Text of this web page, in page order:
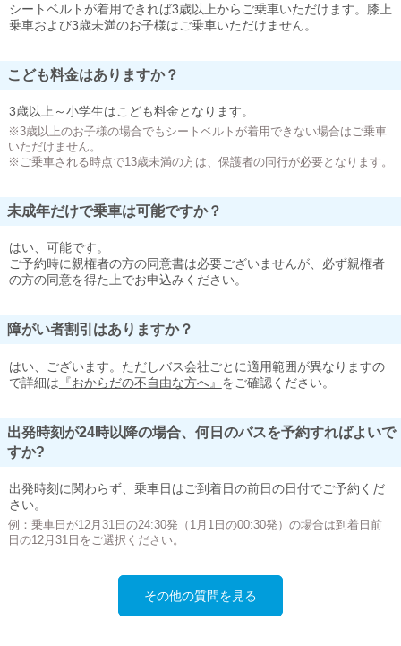
シートベルトが着用できれば3歳以上からご乗車いただけます。膝上
乗車および3歳未満のお子様はご乗車いただけません。
こども料金はありますか？
3歳以上～小学生はこども料金となります。
※3歳以上のお子様の場合でもシートベルトが着用できない場合はご乗車
いただけません。
※ご乗車される時点で13歳未満の方は、保護者の同行が必要となります。
未成年だけで乗車は可能ですか？
はい、可能です。
ご予約時に親権者の方の同意書は必要ございませんが、必ず親権者
の方の同意を得た上でお申込みください。
障がい者割引はありますか？
はい、ございます。ただしバス会社ごとに適用範囲が異なりますの
で詳細は 『おからだの不自由な方へ』 をご確認ください。
出発時刻が24時以降の場合、何日のバスを予約すればよいで
すか?
出発時刻に関わらず、乗車日はご到着日の前日の日付でご予約くだ
さい。
例：乗車日が12月31日の24:30発（1月1日の00:30発）の場合は到着日前
日の12月31日をご選択ください。
その他の質問を見る